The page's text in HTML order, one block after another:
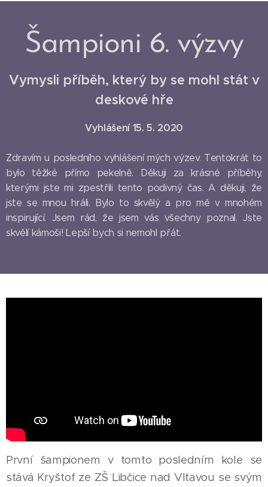
Šampioni 6. výzvy
Vymysli příběh, který by se mohl stát v
deskové hře
Vyhlášení 15. 5. 2020
Zdravím u posledního vyhlášení mých výzev. Tentokrát to
bylo těžké přímo pekelně. Děkuji za krásné příběhy,
kterými jste mi zpestřili tento podivný čas. A děkuji, že
jste se mnou hráli. Bylo to skvělý a pro mě v mnohém
inspirující. Jsem rád, že jsem vás všechny poznal. Jste
skvělí kámoši! Lepší bych si nemohl přát.
První šampionem v tomto posledním kole se
stává Kryštof ze ZŠ Libčice nad Vltavou se svým